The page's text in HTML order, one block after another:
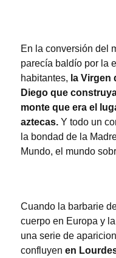
En la conversión del
parecía baldío por la
habitantes, la Virgen
Diego que
monte que era el
aztecas. Y todo un
la bondad de la
Mundo, el mundo
Cuando la barbarie
cuerpo en Europa y
una serie de
confluyen en